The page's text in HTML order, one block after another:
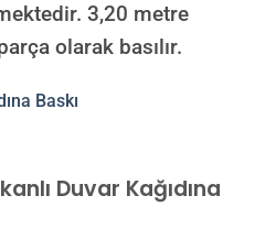
3,20 metre
olarak basılır.
Duvar Kağıdına